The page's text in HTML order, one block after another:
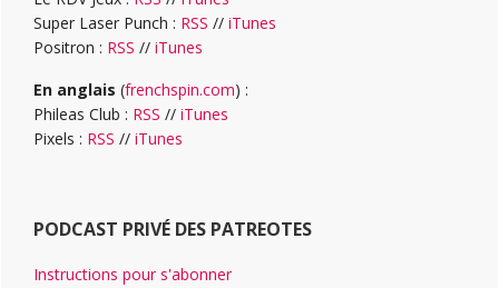
Super Laser Punch : RSS // iTunes
Positron : RSS // iTunes
En anglais (frenchspin.com) :
Phileas Club : RSS // iTunes
Pixels : RSS // iTunes
PODCAST PRIVÉ DES PATREOTES
Instructions pour s'abonner